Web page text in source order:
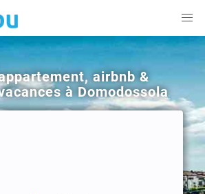
airbnb &
à Domodossola